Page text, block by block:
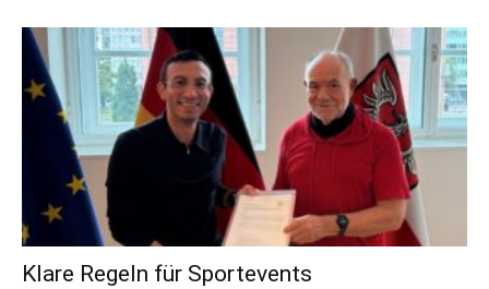
Klare Regeln für Sportevents